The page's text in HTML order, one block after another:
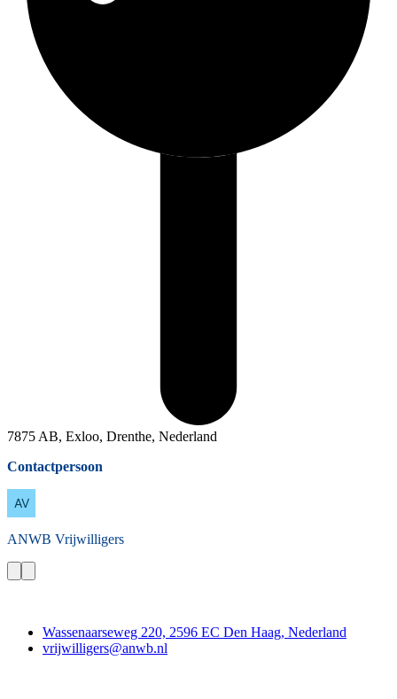
7875 AB, Exloo, Drenthe, Nederland
Contactpersoon
ANWB Vrijwilligers
Wassenaarseweg 220, 2596 EC Den Haag, Nederland
vrijwilligers@anwb.nl